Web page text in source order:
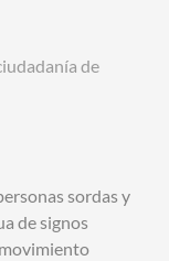
de
sordas y
de signos